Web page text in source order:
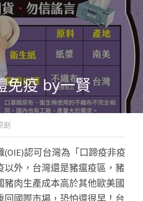
免疫 by一賢
創
(OIE)認可台灣為「口蹄疫非疫
以外，台灣還是豬瘟疫區，豬
豬肉生產成本高於其他歐美國